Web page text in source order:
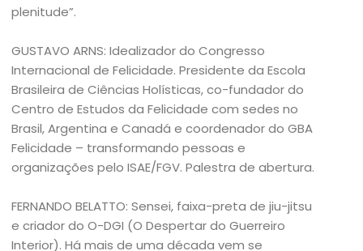
plenitude”.
GUSTAVO ARNS: Idealizador do Congresso
Internacional de Felicidade. Presidente da Escola
Brasileira de Ciências Holísticas, co-fundador do
Centro de Estudos da Felicidade com sedes no
Brasil, Argentina e Canadá e coordenador do GBA
Felicidade – transformando pessoas e
organizações pelo ISAE/FGV. Palestra de abertura.
FERNANDO BELATTO: Sensei, faixa-preta de jiu-jitsu
e criador do O-DGI (O Despertar do Guerreiro
Interior). Há mais de uma década vem se